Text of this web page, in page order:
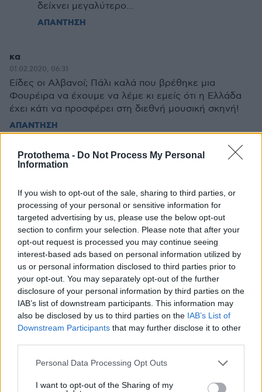
Protothema - Do Not Process My Personal
Information
If you wish to opt-out of the sale, sharing to third parties, or
processing of your personal or sensitive information for
targeted advertising by us, please use the below opt-out
section to confirm your selection. Please note that after your
opt-out request is processed you may continue seeing
interest-based ads based on personal information utilized by
us or personal information disclosed to third parties prior to
your opt-out. You may separately opt-out of the further
disclosure of your personal information by third parties on the
IAB’s list of downstream participants. This information may
also be disclosed by us to third parties on the IAB’s List of
Downstream Participants that may further disclose it to other
Please note that this website/app uses one or more Google
not limited to your visit or usage behaviour. You may click to
Personal Data Processing Opt Outs
I want to opt-out of the Sharing of my
δείχνει μεγαλύτερο...
ΑΠΑΝΤΗΣΗ
κα
01.02.2020, 06:31
Είδες οι Αλβανοί; Πάλι καλά που βρέθηκε μια
Φουρέιρα να έχουμε να λέμε κι εμείς ότι η Ελλάδα
έχει κάτι να προσφέρει στη διεθνή μουσική σκηνή!
ΑΠΑΝΤΗΣΗ
ΜΠΑΜ
01.02.2020, 09:09
αλλά ακόμα και χωρίς οπτική επαφή....Όσο για το
"διεθνή καριέρα" της Fureraj, ας μην το
σχολιάσουμε...
ΑΠΑΝΤΗΣΗ
mm
01.02.2020, 14:38
Δηλαδή εσύ για μία χώρα με Υanni Vangelis κλπ
λες τέτοια. Ο,τι να ναι αλλά στη χώρα αυτή τη
στιγμή τα έχουνε χαμένα. Εδώ δεν ΄ξερουνε τα
βασικά σε αυτά θα κολλήσουν
ΑΠΑΝΤΗΣΗ